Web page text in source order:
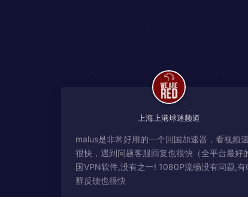
上海上港球迷频道
malus是非常好用的一个回国加速器，看视频
很快，遇到问题客服回复也很快（全平台最好
国VPN软件,没有之一! 1080P流畅没有问题,有
群反馈也很快